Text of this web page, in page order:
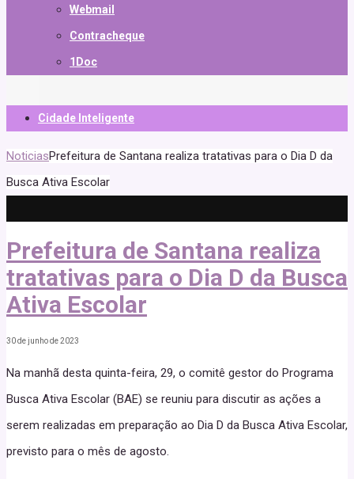
Webmail
Contracheque
1Doc
Cidade Inteligente
NoticiasPrefeitura de Santana realiza tratativas para o Dia D da
Busca Ativa Escolar
Prefeitura de Santana realiza
tratativas para o Dia D da Busca
Ativa Escolar
30 de junho de 2023
Na manhã desta quinta-feira, 29, o comitê gestor do Programa
Busca Ativa Escolar (BAE) se reuniu para discutir as ações a
serem realizadas em preparação ao Dia D da Busca Ativa Escolar,
previsto para o mês de agosto.